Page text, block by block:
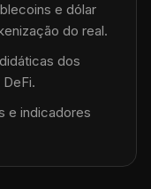
e dólar
do real.
dos
indicadores